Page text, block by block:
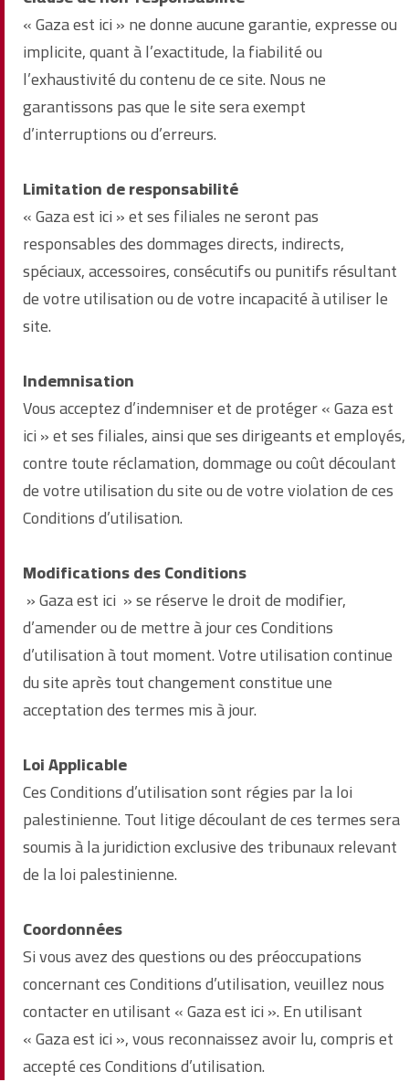
« Gaza est ici » ne donne aucune garantie, expresse ou
implicite, quant à l’exactitude, la fiabilité ou
l’exhaustivité du contenu de ce site. Nous ne
garantissons pas que le site sera exempt
d’interruptions ou d’erreurs.
Limitation de responsabilité
« Gaza est ici » et ses filiales ne seront pas
responsables des dommages directs, indirects,
spéciaux, accessoires, consécutifs ou punitifs résultant
de votre utilisation ou de votre incapacité à utiliser le
site.
Indemnisation
Vous acceptez d’indemniser et de protéger « Gaza est
ici » et ses filiales, ainsi que ses dirigeants et employés,
contre toute réclamation, dommage ou coût découlant
de votre utilisation du site ou de votre violation de ces
Conditions d’utilisation.
Modifications des Conditions
» Gaza est ici » se réserve le droit de modifier,
d’amender ou de mettre à jour ces Conditions
d’utilisation à tout moment. Votre utilisation continue
du site après tout changement constitue une
acceptation des termes mis à jour.
Loi Applicable
Ces Conditions d’utilisation sont régies par la loi
palestinienne. Tout litige découlant de ces termes sera
soumis à la juridiction exclusive des tribunaux relevant
de la loi palestinienne.
Coordonnées
Si vous avez des questions ou des préoccupations
concernant ces Conditions d’utilisation, veuillez nous
contacter en utilisant « Gaza est ici ». En utilisant
« Gaza est ici », vous reconnaissez avoir lu, compris et
accepté ces Conditions d’utilisation.